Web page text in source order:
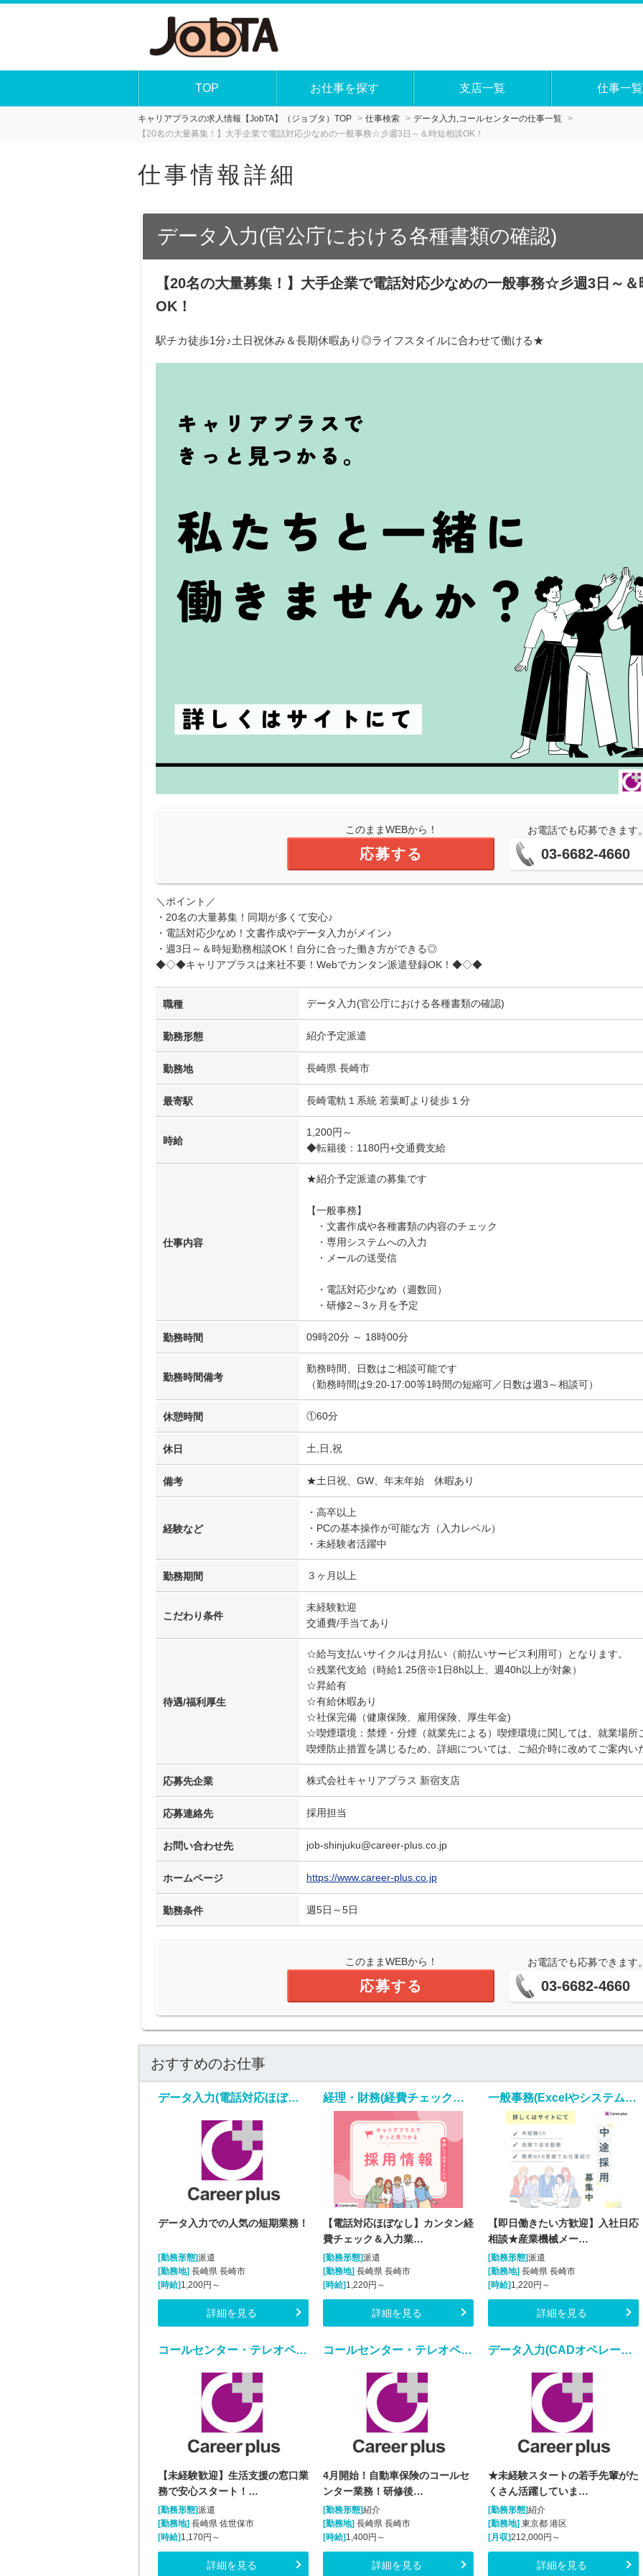
TOP お仕事を探す 支店一覧 仕事一覧
キャリアプラスの求人情報【JobTA】（ジョブタ）TOP 仕事検索
データ入力,コールセンターの仕事一覧
【20名の大量募集！】大手企業で電話対応少なめの一般事務☆彡週3日～＆時短相談OK！
仕事情報詳細
データ入力(官公庁における各種書類の確認)
【20名の大量募集！】大手企業で電話対応少なめの一般事務☆彡週3日～＆
OK！
駅チカ徒歩1分♪土日祝休み＆長期休暇あり◎ライフスタイルに合わせて働ける★
このままWEBから！
応募する
お電話でも応募できます
03-6682-4660
＼ポイント／
・20名の大量募集！同期が多くて安心♪
・電話対応少なめ！文書作成やデータ入力がメイン♪
・週3日～＆時短勤務相談OK！自分に合った働き方ができる◎
◆◇◆キャリアプラスは来社不要！Webでカンタン派遣登録OK！◆◇◆
職種 データ入力(官公庁における各種書類の確認)
勤務形態 紹介予定派遣
勤務地 長崎県 長崎市
最寄駅 長崎電軌１系統 若葉町より徒歩１分
時給
1,200円～
◆転籍後：1180円+交通費支給
仕事内容
★紹介予定派遣の募集です
【一般事務】
・文書作成や各種書類の内容のチェック
・専用システムへの入力
・メールの送受信
・電話対応少なめ（週数回）
・研修2～3ヶ月を予定
勤務時間 09時20分 ～ 18時00分
勤務時間備考
勤務時間、日数はご相談可能です
（勤務時間は9:20-17:00等1時間の短縮可／日数は週3～相談可）
休憩時間 ①60分
休日 土,日,祝
備考 ★土日祝、GW、年末年始 休暇あり
経験など
・高卒以上
・PCの基本操作が可能な方（入力レベル）
・未経験者活躍中
勤務期間 ３ヶ月以上
こだわり条件
未経験歓迎
交通費/手当てあり
待遇/福利厚生
☆給与支払いサイクルは月払い（前払いサービス利用可）となります。
☆残業代支給（時給1.25倍※1日8h以上、週40h以上が対象）
☆昇給有
☆有給休暇あり
☆社保完備（健康保険、雇用保険、厚生年金)
☆喫煙環境：禁煙・分煙（就業先による）喫煙環境に関しては、就業場所
喫煙防止措置を講じるため、詳細については、ご紹介時に改めてご案内い
応募先企業 株式会社キャリアプラス 新宿支店
応募連絡先 採用担当
お問い合わせ先 job-shinjuku@career-plus.co.jp
ホームページ https://www.career-plus.co.jp
勤務条件 週5日～5日
このままWEBから！
応募する
お電話でも応募できます
03-6682-4660
おすすめのお仕事
データ入力(電話対応ほぼ無しの短期データ入力業務)
データ入力での人気の短期業務！
[勤務形態]派遣
[勤務地] 長崎県 長崎市
[時給] 1,200円～
詳細を見る
経理・財務(経費チェック・入力業務)
【電話対応ほぼなし】カンタン経
費チェック＆入力業…
[勤務形態]派遣
[勤務地] 長崎県 長崎市
[時給] 1,220円～
詳細を見る
一般事務(Excelやシステムを使用しての入金照合・入力業務)
【即日働きたい方歓迎】入社日応
相談★産業機械メー…
[勤務形態]派遣
[勤務地] 長崎県 長崎市
[時給] 1,220円～
詳細を見る
コールセンター・テレオペ（受信）(生活支援に関する問合せ窓口/平日のみ)
【未経験歓迎】生活支援の窓口業
務で安心スタート！…
[勤務形態]派遣
[勤務地] 長崎県 佐世保市
[時給] 1,170円～
詳細を見る
コールセンター・テレオペ（発信）
4月開始！自動車保険のコールセ
ンター業務！研修後…
[勤務形態]紹介
[勤務地] 長崎県 長崎市
[時給] 1,400円～
詳細を見る
データ入力(CADオペレーター★未経験の若手先輩活躍中★)
★未経験スタートの若手先輩がた
くさん活躍していま…
[勤務形態]紹介
[勤務地] 東京都 港区
[月収]212,000円～
詳細を見る